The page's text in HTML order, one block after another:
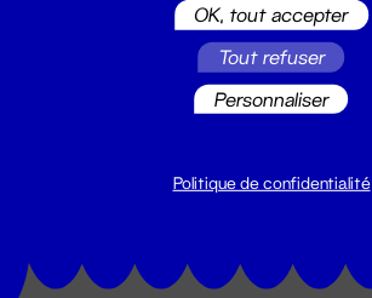
billetterie@leGrandT.fr
Du lundi au vendredi 14h → 18h
OK, tout accepter
Tout refuser
Personnaliser
Politique de confidentialité